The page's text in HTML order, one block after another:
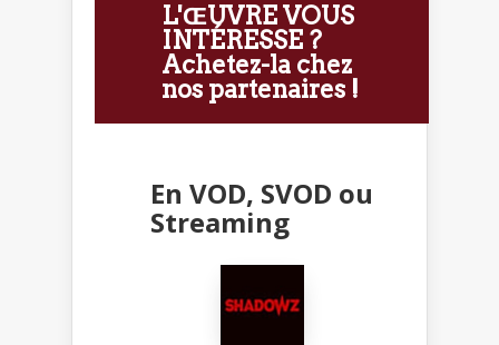
L'ŒUVRE VOUS
INTÉRESSE ?
Achetez-la chez
nos partenaires !
En VOD, SVOD ou
Streaming